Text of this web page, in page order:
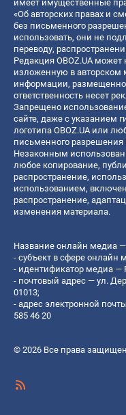
имеет имущественные
«Об авторских правах и
без письменного
использовать, они не
переводу,
Редакция OBOZ.UA может
изложенную в авторском
информации,
ответственность несет
Запрещено
сайте, даже с указанием
логотипа OBOZ.UA или
письменного
Незаконным
любое копирование,
распространение,
использованием,
распространение,
изменения материала.
Название онлайн медиа —
- субъект в сфере онлайн
- идентификатор медиа —
- почтовый адрес — ул.
01013;
- адрес электронной
585 46 20
© 2026 Все права